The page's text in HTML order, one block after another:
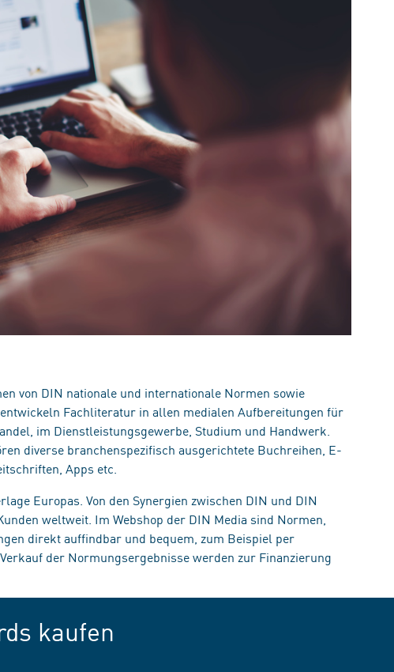
von DIN nationale und internationale Normen sowie
Fachliteratur in allen medialen Aufbereitungen für
im Dienstleistungsgewerbe, Studium und Handwerk.
diverse branchenspezifisch ausgerichtete Buchreihen, E-
Apps etc.
Europas. Von den Synergien zwischen DIN und DIN
weltweit. Im Webshop der DIN Media sind Normen,
direkt auffindbar und bequem, zum Beispiel per
der Normungsergebnisse werden zur Finanzierung
kaufen